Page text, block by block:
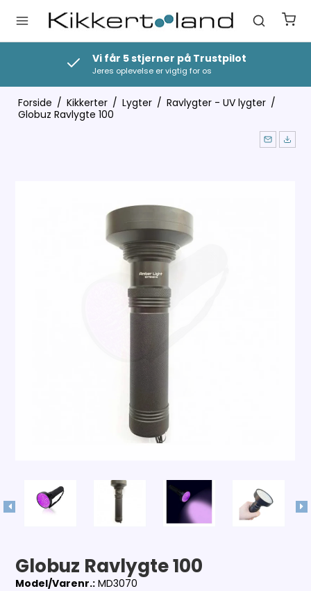
Vi får 5 stjerner på Trustpilot
Jeres oplevelse er vigtig for os
Forside / Kikkerter / Lygter / Ravlygter - UV lygter /
Globuz Ravlygte 100
Globuz Ravlygte 100
Model/Varenr.: MD3070